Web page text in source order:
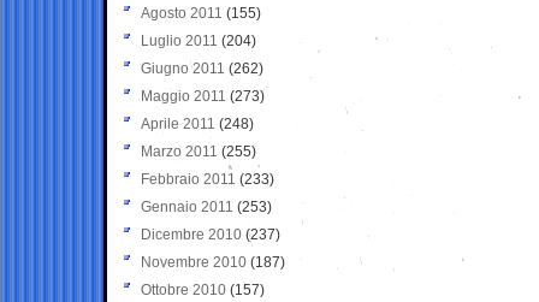
Agosto 2011 (155)
Luglio 2011 (204)
Giugno 2011 (262)
Maggio 2011 (273)
Aprile 2011 (248)
Marzo 2011 (255)
Febbraio 2011 (233)
Gennaio 2011 (253)
Dicembre 2010 (237)
Novembre 2010 (187)
Ottobre 2010 (157)